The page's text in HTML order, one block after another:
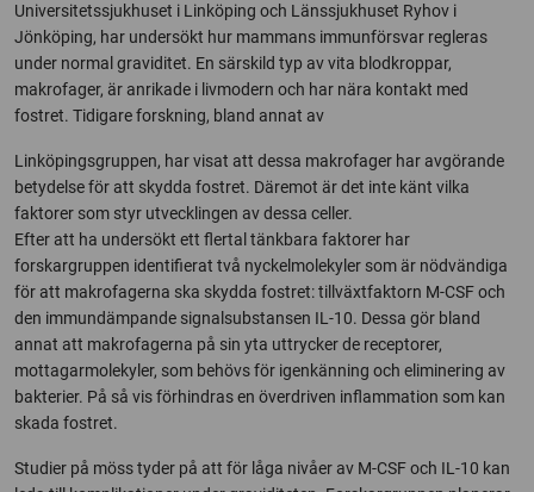
Universitetssjukhuset i Linköping och Länssjukhuset Ryhov i
Jönköping, har undersökt hur mammans immunförsvar regleras
under normal graviditet. En särskild typ av vita blodkroppar,
makrofager, är anrikade i livmodern och har nära kontakt med
fostret. Tidigare forskning, bland annat av
Linköpingsgruppen, har visat att dessa makrofager har avgörande
betydelse för att skydda fostret. Däremot är det inte känt vilka
faktorer som styr utvecklingen av dessa celler.
Efter att ha undersökt ett flertal tänkbara faktorer har
forskargruppen identifierat två nyckelmolekyler som är nödvändiga
för att makrofagerna ska skydda fostret: tillväxtfaktorn M-CSF och
den immundämpande signalsubstansen IL-10. Dessa gör bland
annat att makrofagerna på sin yta uttrycker de receptorer,
mottagarmolekyler, som behövs för igenkänning och eliminering av
bakterier. På så vis förhindras en överdriven inflammation som kan
skada fostret.
Studier på möss tyder på att för låga nivåer av M-CSF och IL-10 kan